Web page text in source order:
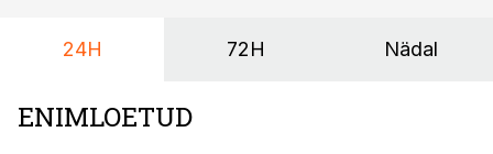
24H 72H Nädal
ENIMLOETUD